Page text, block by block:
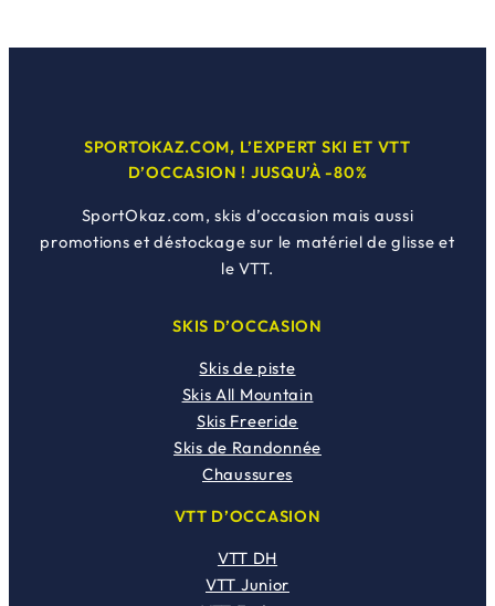
SPORTOKAZ.COM, L’EXPERT SKI ET VTT
D’OCCASION ! JUSQU’À -80%
SportOkaz.com, skis d’occasion mais aussi
promotions et déstockage sur le matériel de glisse et
le VTT.
SKIS D’OCCASION
Skis de piste
Skis All Mountain
Skis Freeride
Skis de Randonnée
Chaussures
VTT D’OCCASION
VTT DH
VTT Junior